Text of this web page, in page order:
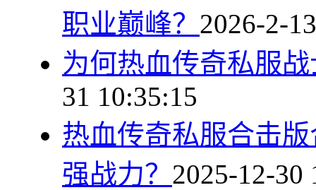
职业巅峰？ 2026-2-
为何热血传奇私服
31 10:35:15
热血传奇私服合击
强战力？ 2025-12-30